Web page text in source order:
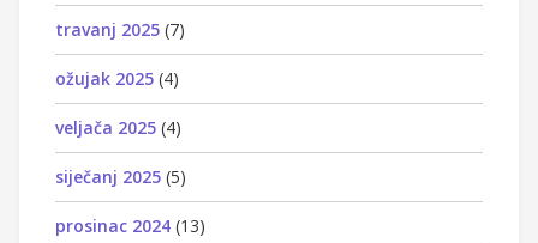
travanj 2025 (7)
ožujak 2025 (4)
veljača 2025 (4)
siječanj 2025 (5)
prosinac 2024 (13)